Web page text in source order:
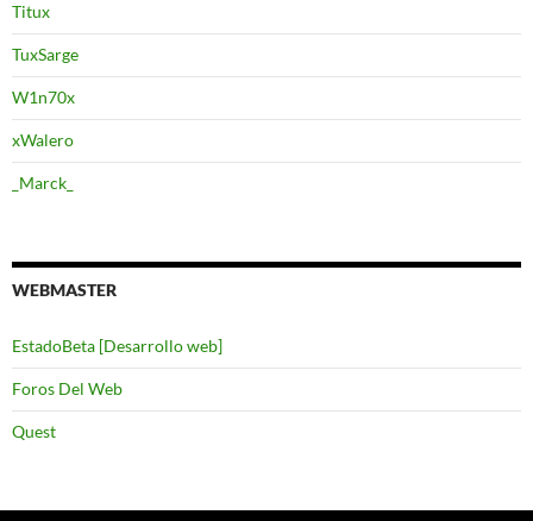
Titux
TuxSarge
W1n70x
xWalero
_Marck_
WEBMASTER
EstadoBeta [Desarrollo web]
Foros Del Web
Quest